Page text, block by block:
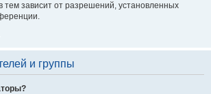
тем зависит от разрешений, установленных
и группы